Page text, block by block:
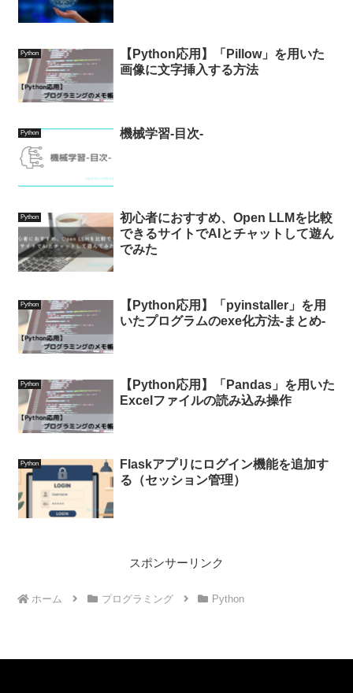
Python
【Python応用】「Pillow」を用いた
画像に文字挿入する方法
Python 機械学習-目次-
Python
初心者におすすめ、Open LLMを比較
できるサイトでAIとチャットして遊ん
でみた
Python
【Python応用】「pyinstaller」を用
いたプログラムのexe化方法-まとめ-
Python
【Python応用】「Pandas」を用いた
Excelファイルの読み込み操作
Python
Flaskアプリにログイン機能を追加す
る（セッション管理）
スポンサーリンク
ホーム プログラミング Python